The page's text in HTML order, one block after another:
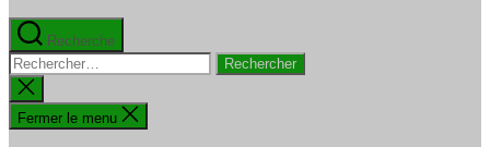
Recherche
Rechercher :
Fermer
la
recherche
Fermer le menu